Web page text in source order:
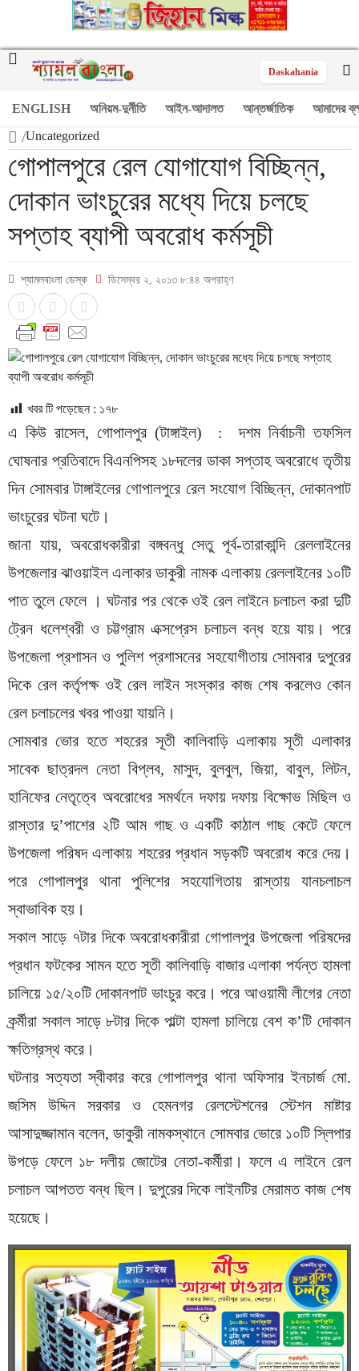
Daskahania
ENGLISH অনিয়ম-দুর্নীতি আইন-আদালত আন্তর্জাতিক আমাদের
/Uncategorized
গোপালপুরে রেল যোগাযোগ বিচ্ছিন্ন,
দোকান ভাংচুরের মধ্যে দিয়ে চলছে
সপ্তাহ ব্যাপী অবরোধ কর্মসূচী
শ্যামলবাংলা ডেস্ক ডিসেম্বর ২, ২০১৩ ৮:৪৪ অপরাহ্ণ
খবর টি পড়েছেন : ১৭৮
এ কিউ রাসেল, গোপালপুর (টাঙ্গাইল) : দশম নির্বাচনী তফসিল
ঘোষনার প্রতিবাদে বিএনপিসহ ১৮দলের ডাকা সপ্তাহ অবরোধে তৃতীয়
দিন সোমবার টাঙ্গাইলের গোপালপুরে রেল সংযোগ বিচ্ছিন্ন, দোকানপাট
ভাংচুরের ঘটনা ঘটে।
জানা যায়, অবরোধকারীরা বঙ্গবন্ধু সেতু পূর্ব-তারাকান্দি রেললাইনের
উপজেলার ঝাওয়াইল এলাকার ডাকুরী নামক এলাকায় রেললাইনের ১০টি
পাত তুলে ফেলে । ঘটনার পর থেকে ওই রেল লাইনে চলাচল করা দুটি
ট্রেন ধলেশ্বরী ও চট্টগ্রাম এক্সপ্রেস চলাচল বন্ধ হয়ে যায়। পরে
উপজেলা প্রশাসন ও পুলিশ প্রশাসনের সহযোগীতায় সোমবার দুপুরের
দিকে রেল কর্তৃপক্ষ ওই রেল লাইন সংস্কার কাজ শেষ করলেও কোন
রেল চলাচলের খবর পাওয়া যায়নি।
সোমবার ভোর হতে শহরের সূতী কালিবাড়ি এলাকায় সূতী এলাকার
সাবেক ছাত্রদল নেতা বিপ্লব, মাসুদ, বুলবুল, জিয়া, বাবুল, লিটন,
হানিফের নেতৃত্বে অবরোধের সমর্থনে দফায় দফায় বিক্ষোভ মিছিল ও
রাস্তার দু’পাশের ২টি আম গাছ ও একটি কাঠাল গাছ কেটে ফেলে
উপজেলা পরিষদ এলাকায় শহরের প্রধান সড়কটি অবরোধ করে দেয়।
পরে গোপালপুর থানা পুলিশের সহযোগিতায় রাস্তায় যানচলাচল
স্বাভাবিক হয়।
সকাল সাড়ে ৭টার দিকে অবরোধকারীরা গোপালপুর উপজেলা পরিষদের
প্রধান ফটকের সামন হতে সূতী কালিবাড়ি বাজার এলাকা পর্যন্ত হামলা
চালিয়ে ১৫/২০টি দোকানপাট ভাংচুর করে। পরে আওয়ামী লীগের নেতা
কর্র্মীরা সকাল সাড়ে ৮টার দিকে পাল্টা হামলা চালিয়ে বেশ ক’টি দোকান
ক্ষতিগ্রস্থ করে।
ঘটনার সত্যতা স্বীকার করে গোপালপুর থানা অফিসার ইনচার্জ মো.
জসিম উদ্দিন সরকার ও হেমনগর রেলস্টেশনের স্টেশন মাষ্টার
আসাদুজ্জামান বলেন, ডাকুরী নামকস্থানে সোমবার ভোরে ১০টি স্লিপার
উপড়ে ফেলে ১৮ দলীয় জোটের নেতা-কর্মীরা। ফলে এ লাইনে রেল
চলাচল আপতত বন্ধ ছিল। দুপুরের দিকে লাইনটির মেরামত কাজ শেষ
হয়েছে।